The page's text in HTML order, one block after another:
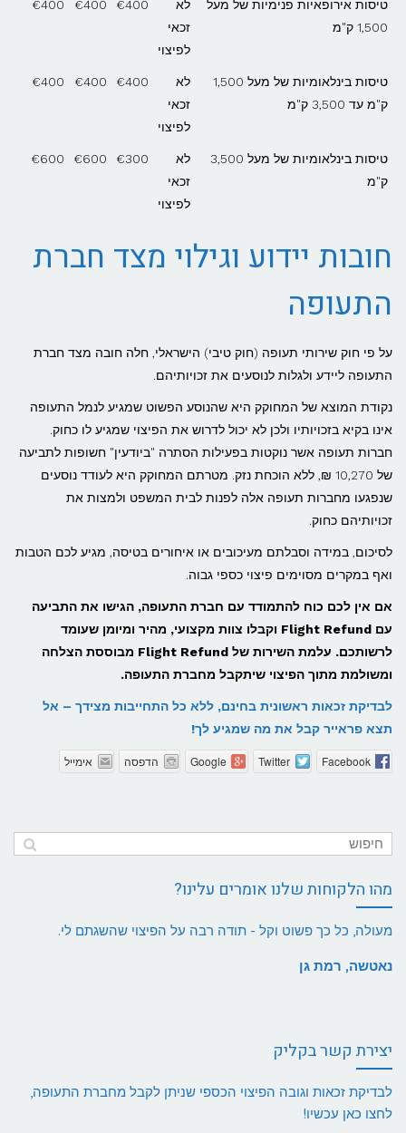
טיסות אירופאיות פנימיות של מעל
1,500 ק"מ
לא
זכאי
לפיצוי
€400
€400
€400
טיסות בינלאומיות של מעל 1,500
ק"מ עד 3,500 ק"מ
לא
זכאי
לפיצוי
€400
€400
€400
טיסות בינלאומיות של מעל 3,500
ק"מ
לא
זכאי
לפיצוי
€300
€600
€600
חובות יידוע וגילוי מצד חברת
התעופה
על פי חוק שירותי תעופה (חוק טיבי) הישראלי, חלה חובה מצד חברת
התעופה ליידע ולגלות לנוסעים את זכויותיהם.
נקודת המוצא של המחוקק היא שהנוסע הפשוט שמגיע לנמל התעופה
אינו בקיא בזכויותיו ולכן לא יכול לדרוש את הפיצוי שמגיע לו כחוק.
חברות תעופה אשר נוקטות בפעילות הסתרה "ביודעין" חשופות לתביעה
של 10,270 ₪, ללא הוכחת נזק. מטרתם המחוקק היא לעודד נוסעים
שנפגעו מחברות תעופה אלה לפנות לבית המשפט ולמצות את
זכויותיהם כחוק.
לסיכום, במידה וסבלתם מעיכובים או איחורים בטיסה, מגיע לכם הטבות
ואף במקרים מסוימים פיצוי כספי גבוה.
אם אין לכם כוח להתמודד עם חברת התעופה, הגישו את התביעה
עם Flight Refund וקבלו צוות מקצועי, מהיר ומיומן שעומד
לרשותכם. עלמת השירות של Flight Refund מבוססת הצלחה
ומשולמת מתוך הפיצוי שיתקבל מחברת התעופה.
לבדיקת זכאות ראשונית בחינם, ללא כל התחייבות מצידך – אל
תצא פראייר קבל את מה שמגיע לך!
Facebook
Twitter
Google הדפסה אימייל
מהו הלקוחות שלנו אומרים עלינו?
מעולה, כל כך פשוט וקל - תודה רבה על הפיצוי שהשגתם לי.
נאטשה, רמת גן
יצירת קשר בקליק
לבדיקת זכאות וגובה הפיצוי הכספי שניתן לקבל מחברת התעופה,
לחצו כאן עכשיו!